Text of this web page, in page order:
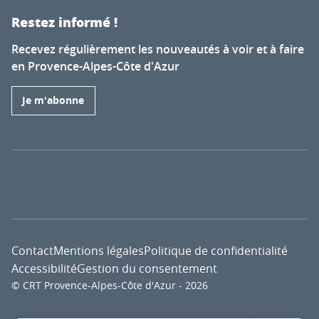
Restez informé !
Recevez régulièrement les nouveautés à voir et à faire
en Provence-Alpes-Côte d'Azur
Je m'abonne
© CRT Provence-Alpes-Côte d'Azur - 2026
ContactMentions légalesPolitique de confidentialité
AccessibilitéGestion du consentement